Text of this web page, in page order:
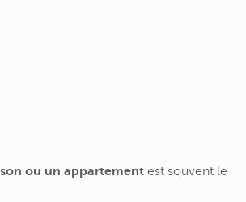
ou un appartement est souvent le